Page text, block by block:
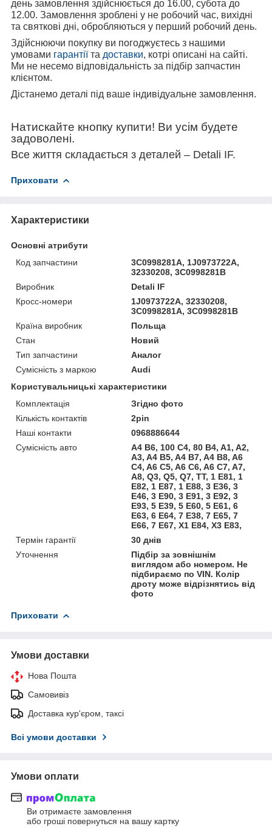
день замовлення здійснюється до 16.00, субота до
12.00. Замовлення зроблені у не робочий час, вихідні
та святкові дні, обробляються у перший робочий день.
Здійснюючи покупку ви погоджуєтесь з нашими
умовами гарантіїта доставки, котрі описані на сайті.
Ми не несемо відповідальність за підбір запчастин
клієнтом.
Дістанемо деталі під ваше індивідуальне замовлення.
Натискайте кнопку купити! Ви усім будете
задоволені.
Все життя складається з деталей – Detali IF.
Приховати
Характеристики
Основні атрибути
Код запчастини
3C0998281A, 1J0973722A,
32330208, 3C0998281B
Виробник
Detali IF
Кросс-номери
1J0973722A, 32330208,
3C0998281A, 3C0998281B
Країна виробник
Польща
Стан
Новий
Тип запчастини
Аналог
Сумісність з маркою
Audi
Користувальницькі характеристики
Комплектація
Згідно фото
Кількість контактів
2pin
Наші контакти
0968886644
Сумісність авто
A4 B6, 100 C4, 80 B4, A1, A2,
A3, A4 B5, A4 B7, A4 B8, A6
C4, A6 C5, A6 C6, A6 C7, A7,
A8, Q3, Q5, Q7, TT, 1 E81, 1
E82, 1 E87, 1 E88, 3 E36, 3
E46, 3 E90, 3 E91, 3 E92, 3
E93, 5 E39, 5 E60, 5 E61, 6
E63, 6 E64, 7 E38, 7 E65, 7
E66, 7 E67, X1 E84, X3 E83,
Термін гарантії
30 днів
Уточнення
Підбір за зовнішнім
виглядом або номером. Не
підбираємо по VIN. Колір
дроту може відрізнятись від
фото
Приховати
Умови доставки
Нова Пошта
Самовивіз
Доставка кур'єром, таксі
Всі умови доставки
Умови оплати
Ви отримаєте замовлення
або гроші повернуться на вашу картку